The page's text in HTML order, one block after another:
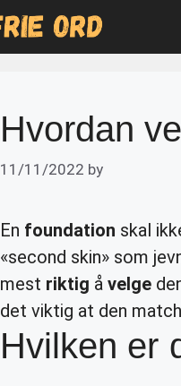
Hvordan
11/11/2022 by
En foundation skal
«second skin» som
mest riktig åvelge
det viktig at den
Hvilken er